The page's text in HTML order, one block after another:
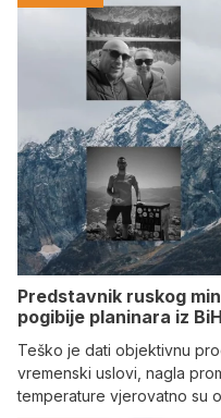
Predstavnik ruskog
pogibije planinara iz BiH
Teško je dati objektivnu
vremenski uslovi, nagla
temperature vjerovatno su